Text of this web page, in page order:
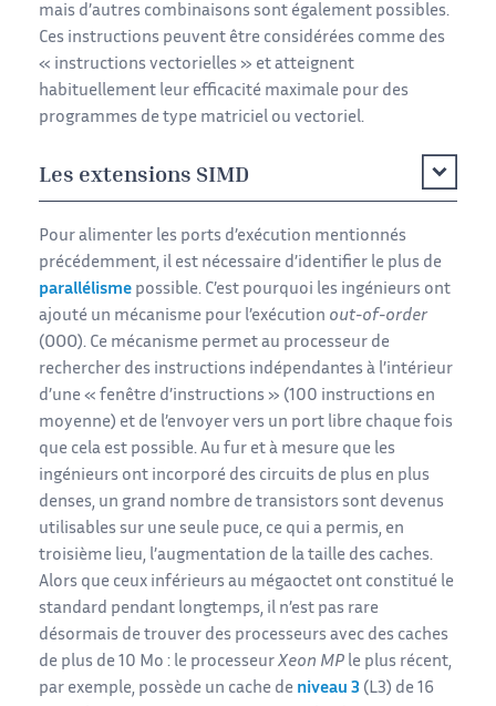
mais d’autres combinaisons sont également possibles.
Ces instructions peuvent être considérées comme des
« instructions vectorielles » et atteignent
habituellement leur efficacité maximale pour des
programmes de type matriciel ou vectoriel.
Les extensions SIMD
Pour alimenter les ports d’exécution mentionnés
précédemment, il est nécessaire d’identifier le plus de
parallélisme possible. C’est pourquoi les ingénieurs ont
ajouté un mécanisme pour l’exécution out-of-order
(OOO). Ce mécanisme permet au processeur de
rechercher des instructions indépendantes à l’intérieur
d’une « fenêtre d’instructions » (100 instructions en
moyenne) et de l’envoyer vers un port libre chaque fois
que cela est possible. Au fur et à mesure que les
ingénieurs ont incorporé des circuits de plus en plus
denses, un grand nombre de transistors sont devenus
utilisables sur une seule puce, ce qui a permis, en
troisième lieu, l’augmentation de la taille des caches.
Alors que ceux inférieurs au mégaoctet ont constitué le
standard pendant longtemps, il n’est pas rare
désormais de trouver des processeurs avec des caches
de plus de 10 Mo : le processeur Xeon MP le plus récent,
par exemple, possède un cache de niveau 3 (L3) de 16